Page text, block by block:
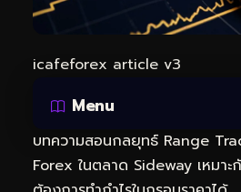
icafeforex article v3
Menu
บทความสอนกลยุทธ์ Range
Forex ในตลาด Sideway เหมาะ